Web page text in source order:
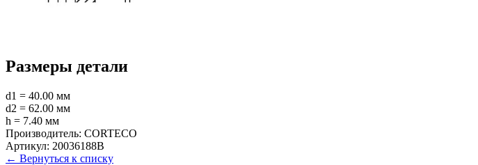
Размеры детали
d1 = 40.00 мм
d2 = 62.00 мм
h = 7.40 мм
Производитель: CORTECO
Артикул: 20036188B
← Вернуться к списку